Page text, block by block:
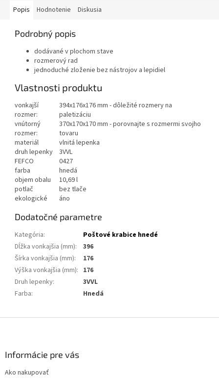
Popis Hodnotenie Diskusia
Podrobný popis
dodávané v plochom stave
rozmerový rad
jednoduché zloženie bez nástrojov a lepidiel
Vlastnosti produktu
vonkajší
rozmer:
394x176x176 mm - dôležité rozmery na
paletizáciu
vnútorný
rozmer:
370x170x170 mm - porovnajte s rozmermi svojho
tovaru
materiál
vlnitá lepenka
druh lepenky
3VVL
FEFCO
0427
farba
hnedá
objem obalu
10,69 l
potlač
bez tlače
ekologické
áno
Dodatočné parametre
Kategória:
Poštové krabice hnedé
Dĺžka vonkajšia (mm):
396
Šírka vonkajšia (mm):
176
Výška vonkajšia (mm): 176
Druh lepenky:
3VVL
Farba: Hnedá
Informácie pre vás
Ako nakupovať